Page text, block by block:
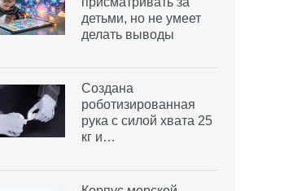
детьми, но не умеет
делать выводы
Создана
роботизированная
рука с силой хвата 25
кг и…